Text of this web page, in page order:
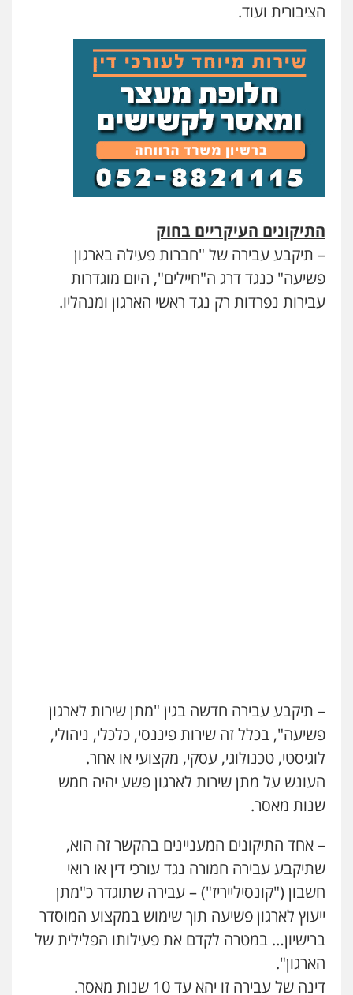
הציבורית ועוד.
התיקונים העיקריים בחוק
– תיקבע עבירה של "חברות פעילה בארגון
פשיעה" כנגד דרג ה"חיילים", היום מוגדרות
עבירות נפרדות רק נגד ראשי הארגון ומנהליו.
– תיקבע עבירה חדשה בגין "מתן שירות לארגון
פשיעה", בכלל זה שירות פיננסי, כלכלי, ניהולי,
לוגיסטי, טכנולוגי, עסקי, מקצועי או אחר.
העונש על מתן שירות לארגון פשע יהיה חמש
שנות מאסר.
– אחד התיקונים המעניינים בהקשר זה הוא,
שתיקבע עבירה חמורה נגד עורכי דין או רואי
חשבון ("קונסילייריז") – עבירה שתוגדר כ"מתן
ייעוץ לארגון פשיעה תוך שימוש במקצוע המוסדר
ברישיון… במטרה לקדם את פעילותו הפלילית של
הארגון".
דינה של עבירה זו יהא עד 10 שנות מאסר.